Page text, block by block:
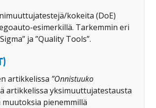
kokeita (DoE)
esimerkillä. Tarkemmin eri
ja ”Quality Tools”.
artikkelissa ”Onnistuuko
artikkelissa yksimuuttujatestausta
muutoksia pienemmillä